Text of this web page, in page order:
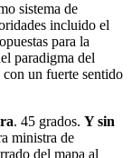
sistema de
incluido el
para la
paradigma del
un fuerte sentido
. 45 grados. Y sin
ministra de
del mapa al